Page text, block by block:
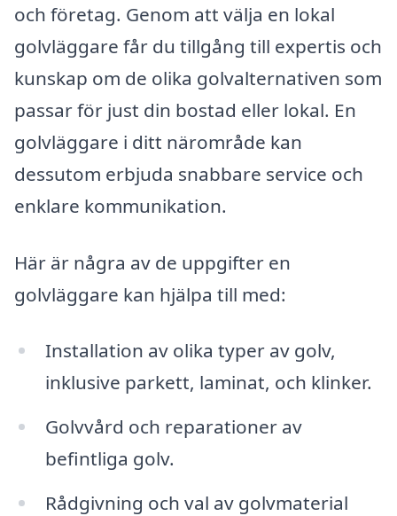
och företag. Genom att välja en lokal
golvläggare får du tillgång till expertis och
kunskap om de olika golvalternativen som
passar för just din bostad eller lokal. En
golvläggare i ditt närområde kan
dessutom erbjuda snabbare service och
enklare kommunikation.
Här är några av de uppgifter en
golvläggare kan hjälpa till med:
Installation av olika typer av golv,
inklusive parkett, laminat, och klinker.
Golvvård och reparationer av
befintliga golv.
Rådgivning och val av golvmaterial